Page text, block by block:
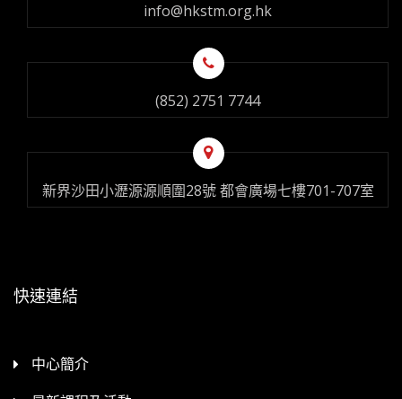
info@hkstm.org.hk
(852) 2751 7744
新界沙田小瀝源源順圍28號 都會廣場七樓701-707室
快速連結
中心簡介